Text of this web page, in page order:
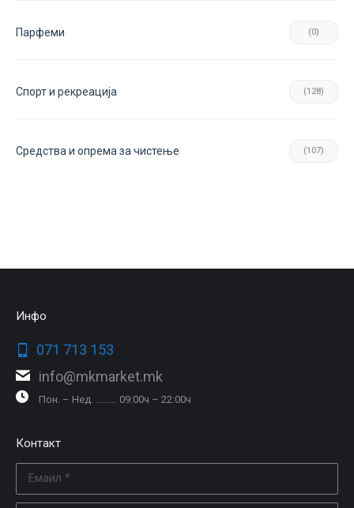
Парфеми (0)
Спорт и рекреација (128)
Средства и опрема за чистење (107)
Инфо
071 713 153
info@mkmarket.mk
Пон. – Нед. ……… 09:00ч – 22:00ч
Контакт